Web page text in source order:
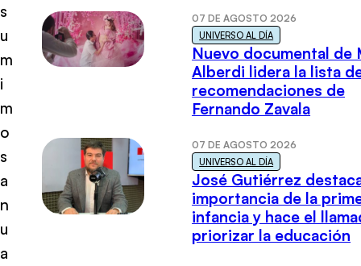
s
u
m
i
m
o
s
a
n
u
a
07 DE AGOSTO 2026
UNIVERSO AL DÍA
Nuevo documental de
Alberdi lidera la lista
recomendaciones de
Fernando Zavala
07 DE AGOSTO 2026
UNIVERSO AL DÍA
José Gutiérrez
importancia de la
infancia y hace el
priorizar la educación